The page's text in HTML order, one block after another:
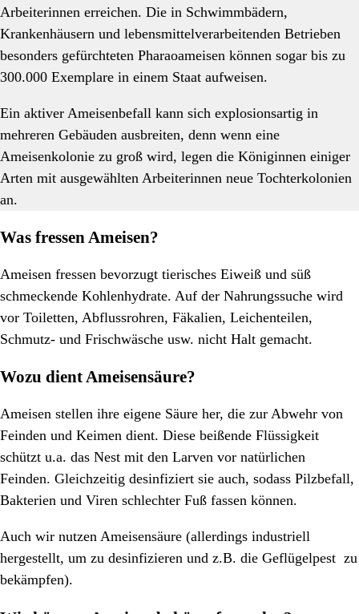
Arbeiterinnen erreichen. Die in Schwimmbädern,
Krankenhäusern und lebensmittelverarbeitenden Betrieben
besonders gefürchteten Pharaoameisen können sogar bis zu
300.000 Exemplare in einem Staat aufweisen.
Ein aktiver Ameisenbefall kann sich explosionsartig in
mehreren Gebäuden ausbreiten, denn wenn eine
Ameisenkolonie zu groß wird, legen die Königinnen einiger
Arten mit ausgewählten Arbeiterinnen neue Tochterkolonien
an.
Was fressen Ameisen?
Ameisen fressen bevorzugt tierisches Eiweiß und süß
schmeckende Kohlenhydrate. Auf der Nahrungssuche wird
vor Toiletten, Abflussrohren, Fäkalien, Leichenteilen,
Schmutz- und Frischwäsche usw. nicht Halt gemacht.
Wozu dient Ameisensäure?
Ameisen stellen ihre eigene Säure her, die zur Abwehr von
Feinden und Keimen dient. Diese beißende Flüssigkeit
schützt u.a. das Nest mit den Larven vor natürlichen
Feinden. Gleichzeitig desinfiziert sie auch, sodass Pilzbefall,
Bakterien und Viren schlechter Fuß fassen können.
Auch wir nutzen Ameisensäure (allerdings industriell
hergestellt, um zu desinfizieren und z.B. die Geflügelpest zu
bekämpfen).